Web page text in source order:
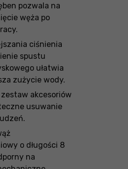
pozwala na
węża po
ciśnienia
spustu
ułatwia
zużycie wody.
akcesoriów
usuwanie
o długości 8
na